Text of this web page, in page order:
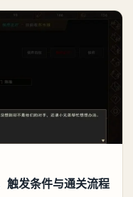
(4)[云龙棍法※书籍/
、茅九任务图文流
触发条件与通关流程